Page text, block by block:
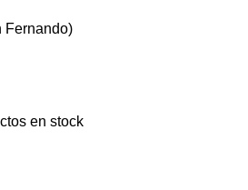
Fernando)
en stock